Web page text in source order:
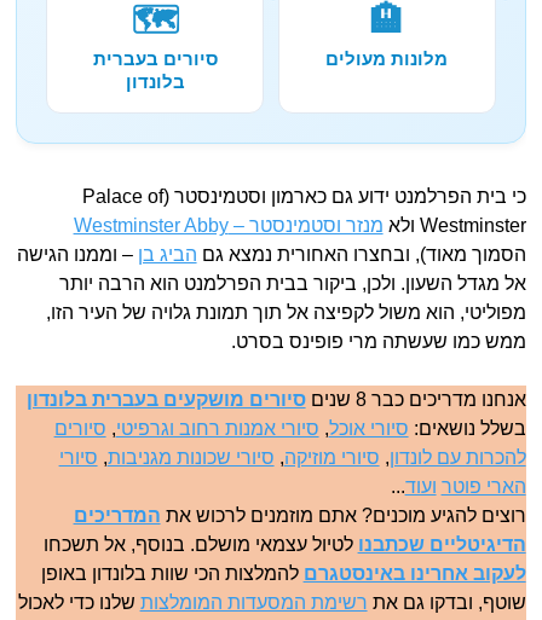
🏨
מלונות מעולים
🗺️
סיורים בעברית
בלונדון
כי בית הפרלמנט ידוע גם כארמון וסטמינסטר (Palace of
Westminster ולא
מנזר וסטמינסטר – Westminster Abby
הסמוך מאוד), ובחצרו האחורית נמצא גם הביג בן – וממנו הגישה
אל מגדל השעון. ולכן, ביקור בבית הפרלמנט הוא הרבה יותר
מפוליטי, הוא משול לקפיצה אל תוך תמונת גלויה של העיר הזו,
ממש כמו שעשתה מרי פופינס בסרט.
אנחנו מדריכים כבר 8 שנים
סיורים מושקעים בעברית בלונדון
בשלל נושאים: סיורי אוכל, סיורי אמנות רחוב וגרפיטי, סיורים
להכרות עם לונדון, סיורי מוזיקה, סיורי שכונות מגניבות, סיורי
הארי פוטר ועוד...
רוצים להגיע מוכנים? אתם מוזמנים לרכוש את המדריכים
הדיגיטליים שכתבנו לטיול עצמאי מושלם. בנוסף, אל תשכחו
לעקוב אחרינו באינסטגרם להמלצות הכי שוות בלונדון באופן
שוטף, ובדקו גם את רשימת המסעדות המומלצות שלנו כדי לאכול